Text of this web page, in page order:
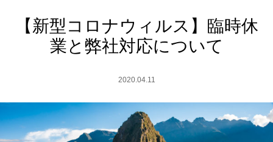
【新型コロナウィルス】臨時休
業と弊社対応について
2020.04.11